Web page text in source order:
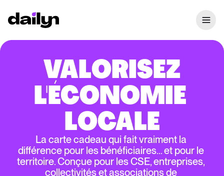
VALORISEZ
L'ÉCONOMIE
LOCALE
La carte cadeau qui fait vraiment la
différence pour les bénéficiaires… et pour le
territoire. Conçue pour les CSE, entreprises,
collectivités et associations de